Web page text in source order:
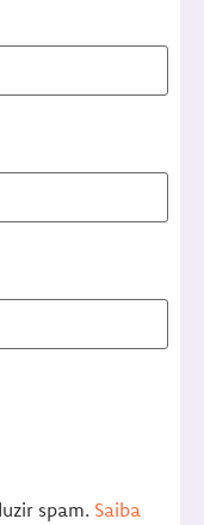
spam. Saiba